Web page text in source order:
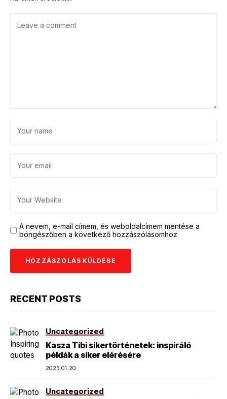
A nevem, e-mail címem, és weboldalcímem mentése a
böngészőben a következő hozzászólásomhoz.
RECENT POSTS
Uncategorized
Kasza Tibi sikertörténetek: inspiráló
példák a siker elérésére
2025.01.20.
Uncategorized